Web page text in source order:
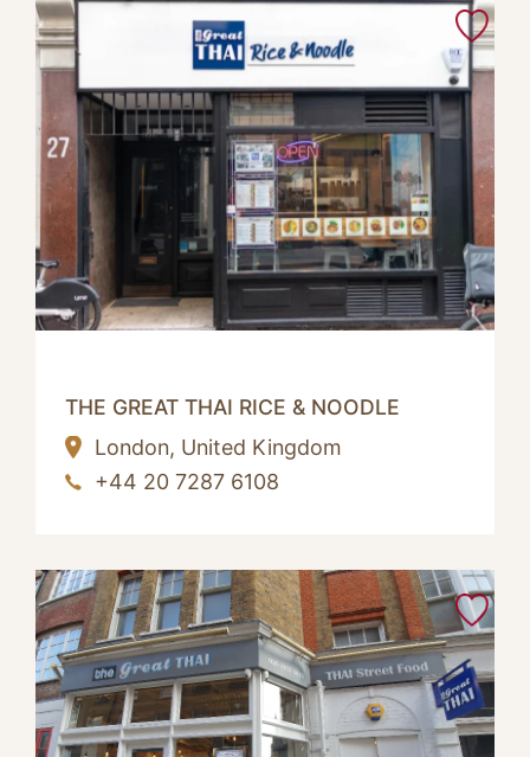
THE GREAT THAI RICE & NOODLE
London, United Kingdom
+44 20 7287 6108